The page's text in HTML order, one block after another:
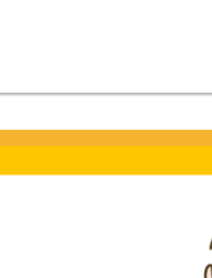
イ
ト。